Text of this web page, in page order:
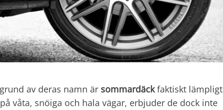
av deras namn är sommardäckfaktiskt lämpligt
våta, snöiga och hala vägar, erbjuder de dock inte